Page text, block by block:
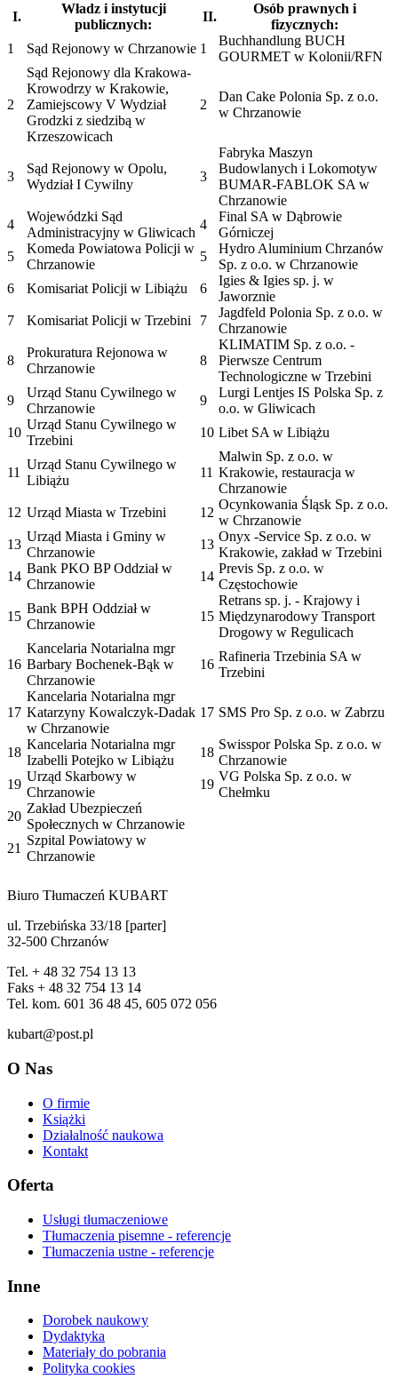
I.
Władz i instytucji
publicznych:
II.
Osób prawnych i
fizycznych:
1
Sąd Rejonowy w Chrzanowie 1
Buchhandlung BUCH
GOURMET w Kolonii/RFN
2
Sąd Rejonowy dla Krakowa-
Krowodrzy w Krakowie,
Zamiejscowy V Wydział
Grodzki z siedzibą w
Krzeszowicach
2
Dan Cake Polonia Sp. z o.o.
w Chrzanowie
3
Sąd Rejonowy w Opolu,
Wydział I Cywilny
3
Fabryka Maszyn
Budowlanych i Lokomotyw
BUMAR-FABLOK SA w
Chrzanowie
4
Wojewódzki Sąd
Administracyjny w Gliwicach
4
Final SA w Dąbrowie
Górniczej
5
Komeda Powiatowa Policji w
Chrzanowie
5
Hydro Aluminium Chrzanów
Sp. z o.o. w Chrzanowie
6
Komisariat Policji w Libiążu 6
Igies & Igies sp. j. w
Jaworznie
7
Komisariat Policji w Trzebini 7
Jagdfeld Polonia Sp. z o.o. w
Chrzanowie
8
Prokuratura Rejonowa w
Chrzanowie
8
KLIMATIM Sp. z o.o. -
Pierwsze Centrum
Technologiczne w Trzebini
9
Urząd Stanu Cywilnego w
Chrzanowie
9
Lurgi Lentjes IS Polska Sp. z
o.o. w Gliwicach
10
Urząd Stanu Cywilnego w
Trzebini
10 Libet SA w Libiążu
11
Urząd Stanu Cywilnego w
Libiążu
11
Malwin Sp. z o.o. w
Krakowie, restauracja w
Chrzanowie
12 Urząd Miasta w Trzebini 12
Ocynkowania Śląsk Sp. z o.o.
w Chrzanowie
13
Urząd Miasta i Gminy w
Chrzanowie
13
Onyx -Service Sp. z o.o. w
Krakowie, zakład w Trzebini
14
Bank PKO BP Oddział w
Chrzanowie
14
Previs Sp. z o.o. w
Częstochowie
15
Bank BPH Oddział w
Chrzanowie
15
Retrans sp. j. - Krajowy i
Międzynarodowy Transport
Drogowy w Regulicach
16
Kancelaria Notarialna mgr
Barbary Bochenek-Bąk w
Chrzanowie
16
Rafineria Trzebinia SA w
Trzebini
17
Kancelaria Notarialna mgr
Katarzyny Kowalczyk-Dadak
w Chrzanowie
17 SMS Pro Sp. z o.o. w Zabrzu
18
Kancelaria Notarialna mgr
Izabelli Potejko w Libiążu
18
Swisspor Polska Sp. z o.o. w
Chrzanowie
19
Urząd Skarbowy w
Chrzanowie
19
VG Polska Sp. z o.o. w
Chełmku
20
Zakład Ubezpieczeń
Społecznych w Chrzanowie
21
Szpital Powiatowy w
Chrzanowie
Biuro Tłumaczeń KUBART
ul. Trzebińska 33/18 [parter]
32-500 Chrzanów
Tel. + 48 32 754 13 13
Faks + 48 32 754 13 14
Tel. kom. 601 36 48 45, 605 072 056
kubart@post.pl
O Nas
O firmie
Książki
Działalność naukowa
Kontakt
Oferta
Usługi tłumaczeniowe
Tłumaczenia pisemne - referencje
Tłumaczenia ustne - referencje
Inne
Dorobek naukowy
Dydaktyka
Materiały do pobrania
Polityka cookies